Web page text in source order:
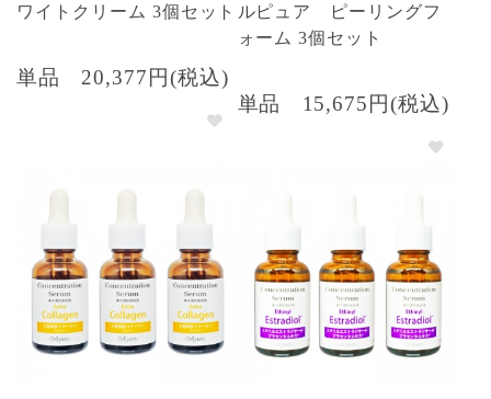
ワイトクリーム 3個セット
単品 20,377円(税込)
ルピュア ピーリングフ
ォーム 3個セット
単品 15,675円(税込)